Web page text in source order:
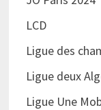
LCD
Ligue des
Ligue deux
Ligue Une